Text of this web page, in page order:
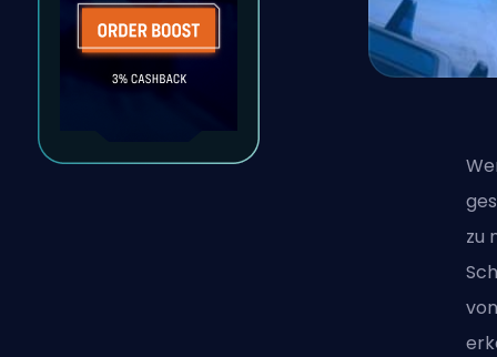
zu